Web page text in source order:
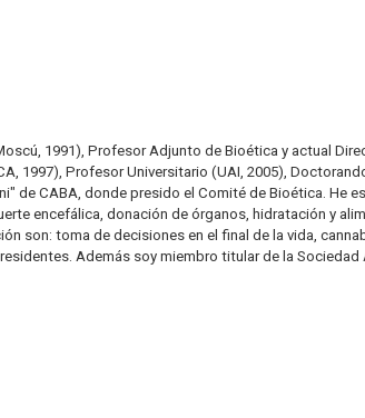
1991), Profesor Adjunto de Bioética y actual
1997), Profesor Universitario (UAI, 2005),
de CABA, donde presido el Comité de Bioética. He
encefálica, donación de órganos, hidratación y
son: toma de decisiones en el final de la vida,
Además soy miembro titular de la